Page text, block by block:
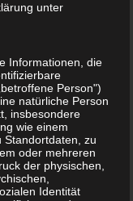
ermöglicht es
zu spenden, wie
in verschiedenen
mit
– lassen Sie Ihrer
Sie sich auf
unter
Informationen, die
Person")
natürliche Person
insbesondere
wie einem
Standortdaten, zu
oder mehreren
der physischen,
Identität